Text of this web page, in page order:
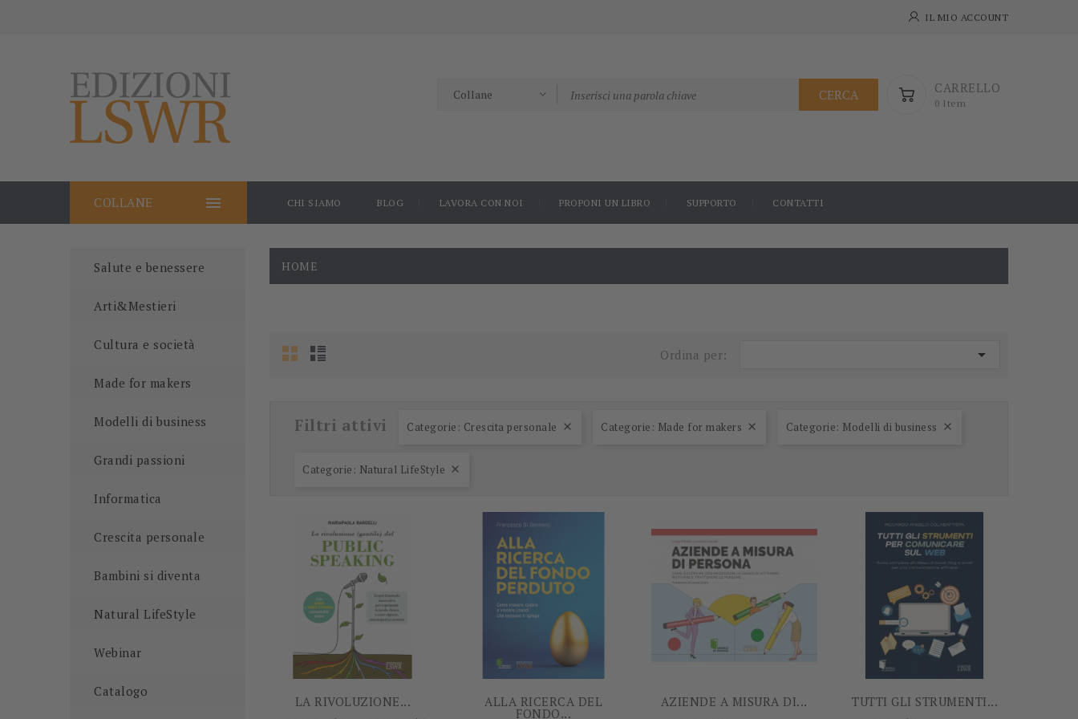
IL MIO ACCOUNT
CARRELLO
0 Item
CERCA

COLLANE CHI SIAMO BLOG LAVORA CON NOI PROPONI UN LIBRO SUPPORTO CONTATTI
Salute e benessere
Arti&Mestieri
Cultura e società
Made for makers
Modelli di business
Grandi passioni
Informatica
Crescita personale
Bambini si diventa
Natural LifeStyle
Webinar
Catalogo
HOME
Ordina per: 
Filtri attivi Categorie: Crescita personale  Categorie: Made for makers  Categorie: Modelli di business 
Categorie: Natural LifeStyle 
LA RIVOLUZIONE... ALLA RICERCA DEL
FONDO...
AZIENDE A MISURA DI... TUTTI GLI STRUMENTI...